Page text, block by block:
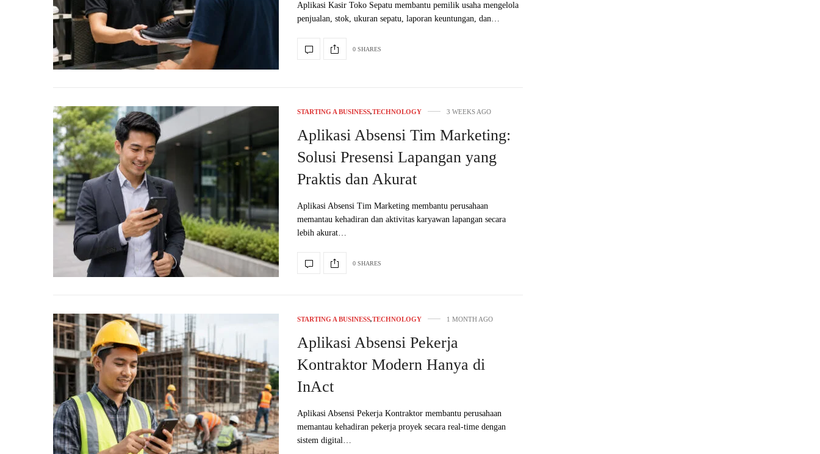
Aplikasi Kasir Toko Sepatu membantu pemilik usaha mengelola
penjualan, stok, ukuran sepatu, laporan keuntungan, dan…
0 SHARES
STARTING A BUSINESS,TECHNOLOGY 3 WEEKS AGO
Aplikasi Absensi Tim Marketing:
Solusi Presensi Lapangan yang
Praktis dan Akurat
Aplikasi Absensi Tim Marketing membantu perusahaan
memantau kehadiran dan aktivitas karyawan lapangan secara
lebih akurat…
0 SHARES
STARTING A BUSINESS,TECHNOLOGY 1 MONTH AGO
Aplikasi Absensi Pekerja
Kontraktor Modern Hanya di
InAct
Aplikasi Absensi Pekerja Kontraktor membantu perusahaan
memantau kehadiran pekerja proyek secara real-time dengan
sistem digital…